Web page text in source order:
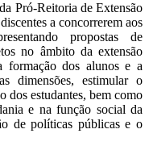
Pró-Reitoria de Extensão
a concorrerem aos
propostas de
no âmbito da extensão
formação dos alunos e a
dimensões, estimular o
dos estudantes, bem como
e na função social da
de políticas públicas e o